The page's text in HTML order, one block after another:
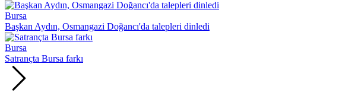
Bursa
Başkan Aydın, Osmangazi Doğancı'da talepleri dinledi
Bursa
Satrançta Bursa farkı